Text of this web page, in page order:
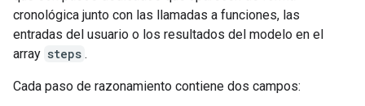
cronológica junto con las llamadas a funciones, las
entradas del usuario o los resultados del modelo en el
array steps .
Cada paso de razonamiento contiene dos campos: